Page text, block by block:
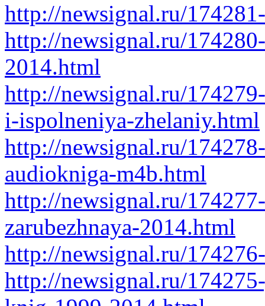
http://newsignal.ru/
http://newsignal.ru/
2014.html
http://newsignal.ru/
i-ispolneniya-zhelaniy.html
http://newsignal.ru/
audiokniga-m4b.html
http://newsignal.ru/
zarubezhnaya-2014.html
http://newsignal.ru/
http://newsignal.ru/